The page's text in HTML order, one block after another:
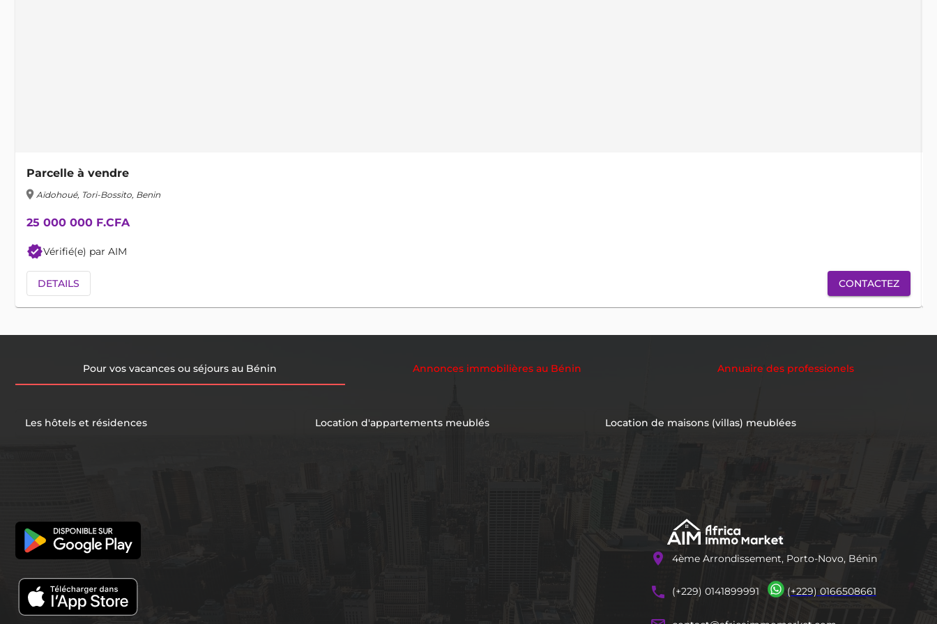
Parcelle à vendre
location_on Aïdohoué, Tori-Bossito, Benin
25 000 000 F.CFA
verifiedVérifié(e) par AIM
DETAILS CONTACTEZ
Pour vos vacances ou séjours au Bénin Annonces immobilières au Bénin Annuaire des professionels
Les hôtels et résidences Location d'appartements meublés Location de maisons (villas) meublées
location_on 4ème Arrondissement, Porto-Novo, Bénin
phones(+229) 0141899991 (+229) 0166508661